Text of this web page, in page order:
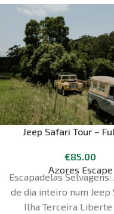
Jeep Safari Tour –
€85.00
Azores Escape
Escapadelas
de dia inteiro num Jeep
Ilha Terceira Liberte